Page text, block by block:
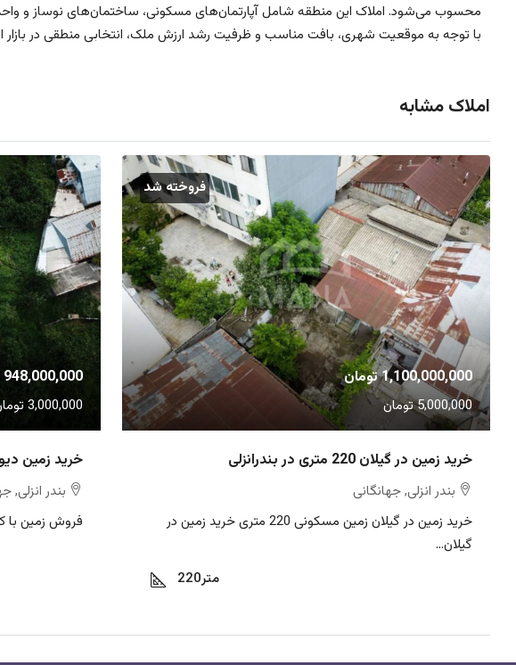
محسوب می‌شود. املاک این منطقه شامل آپارتمان‌های مسکونی، ساختمان‌های نوساز و
با توجه به موقعیت شهری، بافت مناسب و ظرفیت رشد ارزش ملک، انتخابی منطقی در بازار
املاک مشابه
فروخته شد
1,100,000,000 تومان
5,000,000 تومان
خرید زمین در گیلان 220 متری در بندرانزلی
بندر انزلی, جهانگانی
خرید زمین در گیلان زمین مسکونی 220 متری خرید زمین در
گیلان...
220متر
948,000,000 تومان
3,000,000 تومان
خرید زمین
بندر انزلی,
فروش زمین با